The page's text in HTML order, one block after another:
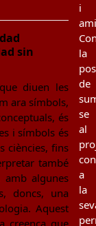
sin
diuen les
ara símbols,
és
i símbols és
ciències, fins
també
amb algunes
doncs, una
Aquest
creença que
i
la
de
se
al
a
la